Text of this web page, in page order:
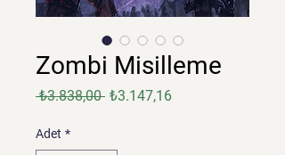
Zombi Misilleme
₺3.838,00 Normal
₺3.147,16İndirimli
Adet *